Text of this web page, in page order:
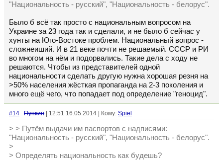
"Национальность - русский", "Национальность - белорус".
Было б всё так просто с национальным вопросом на
Украине за 23 года так и сделали, и не было б сейчас у
хунты на Юго-Востоке проблем. Национальный вопрос -
сложнеиший. И в 21 веке почти не решаемый. СССР и РИ
во многом на нём и подорвались. Такие дела с ходу не
решаются. Чтобы из представителей одной
национальности сделать другую нужна хорошая резня на
>50% населения жёсткая пропаганда на 2-3 поколения и
много ещё чего, что попадает под определение "геноцид".
#14 Пупкин | 12:51 16.05.2014 | Кому: Spiel
> > Путём выдачи им паспортов с надписями:
"Национальность - русский", "Национальность - белорус".
>
> Определять национальность как будешь?